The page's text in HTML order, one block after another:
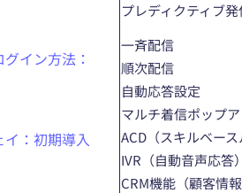
イン方法：
：初期導入
プレディクティブ発
一斉配信
順次配信
自動応答設定
マルチ着信ポップ
ACD（スキルベース
IVR（自動音声応答）
CRM機能（顧客情報